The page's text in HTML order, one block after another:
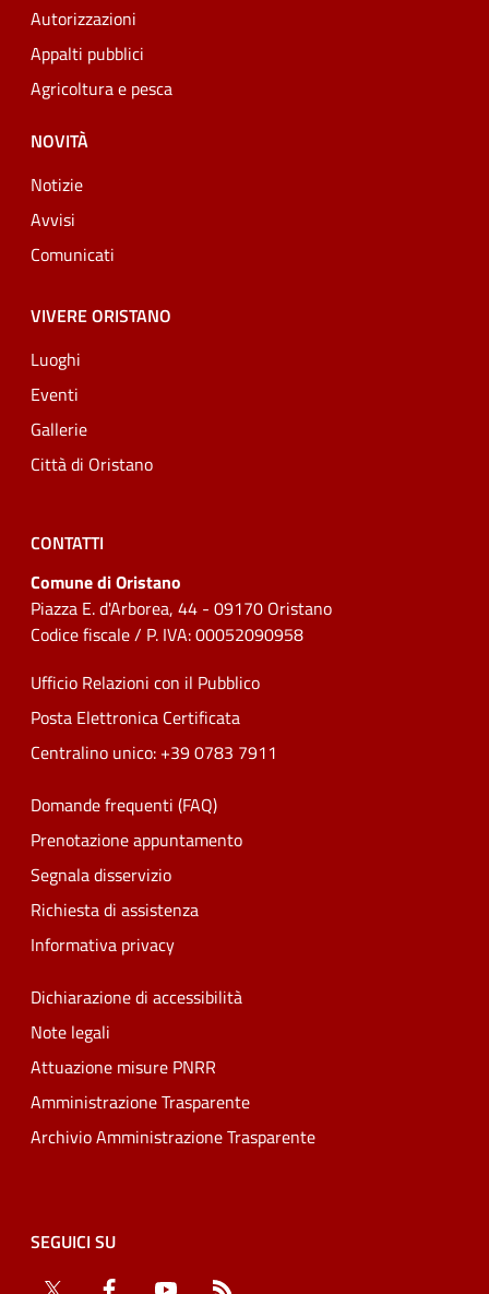
Autorizzazioni
Appalti pubblici
Agricoltura e pesca
NOVITÀ
Notizie
Avvisi
Comunicati
VIVERE ORISTANO
Luoghi
Eventi
Gallerie
Città di Oristano
CONTATTI
Comune di Oristano
Piazza E. d'Arborea, 44 - 09170 Oristano
Codice fiscale / P. IVA: 00052090958
Ufficio Relazioni con il Pubblico
Posta Elettronica Certificata
Centralino unico: +39 0783 7911
Domande frequenti (FAQ)
Prenotazione appuntamento
Segnala disservizio
Richiesta di assistenza
Informativa privacy
Dichiarazione di accessibilità
Note legali
Attuazione misure PNRR
Amministrazione Trasparente
Archivio Amministrazione Trasparente
SEGUICI SU